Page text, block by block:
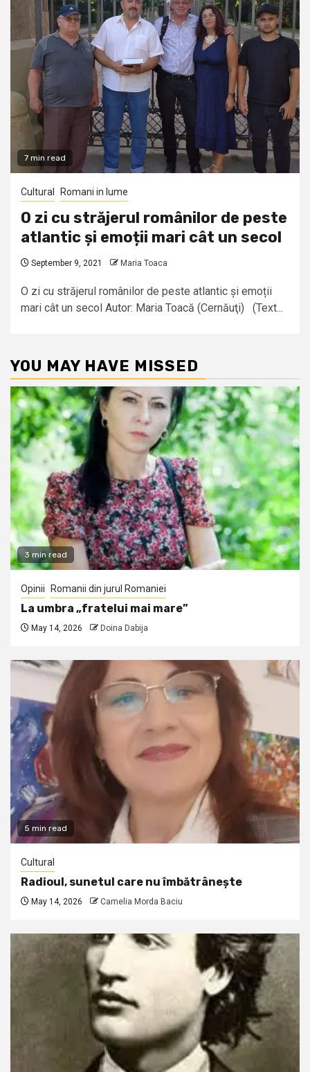
7 min read
Cultural Romani in lume
O zi cu străjerul românilor de peste
atlantic și emoții mari cât un secol
September 9, 2021 Maria Toaca
O zi cu străjerul românilor de peste atlantic și emoții
mari cât un secol Autor: Maria Toacă (Cernăuţi) (Text...
YOU MAY HAVE MISSED
3 min read
Opinii Romanii din jurul Romaniei
La umbra „fratelui mai mare”
May 14, 2026 Doina Dabija
5 min read
Cultural
Radioul, sunetul care nu îmbătrânește
May 14, 2026 Camelia Morda Baciu